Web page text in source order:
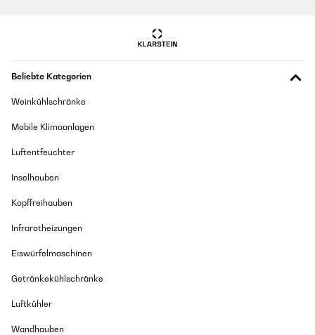
Beliebte Kategorien
Weinkühlschränke
Mobile Klimaanlagen
Luftentfeuchter
Inselhauben
Kopffreihauben
Infrarotheizungen
Eiswürfelmaschinen
Getränkekühlschränke
Luftkühler
Wandhauben